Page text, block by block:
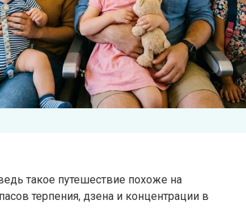
такое путешествие похоже на
терпения, дзена и концентрации в